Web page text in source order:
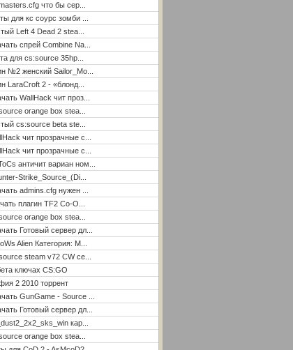
что бы сер...
для кс соурс зомби ...
Left 4 Dead 2 stea...
спрей Combine Na...
для cs:source 35hp...
№2 женский Sailor_Mo...
LaraCroft 2 - «блонд...
WallHack чит проз...
orange box stea...
cs:source beta ste...
чит прозрачные с...
чит прозрачные с...
античит вариан ном...
Strike_Source_(Di...
admins.cfg нужен ...
плагин TF2 Co-O...
orange box stea...
Готовый сервер дл...
Alien Категория: М...
steam v72 CW се...
ключах CS:GO
2 2010 торрент
GunGame - Source ...
Готовый сервер дл...
кар...
orange box stea...